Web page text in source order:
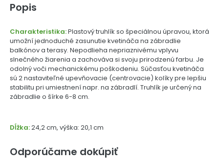
Popis
Charakteristika:Plastový truhlík so špeciálnou úpravou, ktorá
umožní jednoduché zasunutie kvetináča na zábradlie
balkónov a terasy. Nepodlieha nepriaznivému vplyvu
slnečného žiarenia a zachováva si svoju prirodzenú farbu. Je
odolný voči mechanickému poškodeniu. Súčasťou kvetináča
sú 2 nastaviteľné upevňovacie (centrovacie) kolíky pre lepšiu
stabilitu pri umiestnení napr. na zábradlí. Truhlík je určený na
zábradlie o šírke 6-8 cm.
Dĺžka:24,2 cm, výška: 20,1 cm
Odporúčame dokúpiť